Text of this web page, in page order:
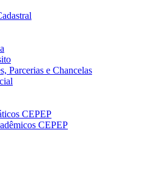
Parcerias e Chancelas
CEPEP
CEPEP